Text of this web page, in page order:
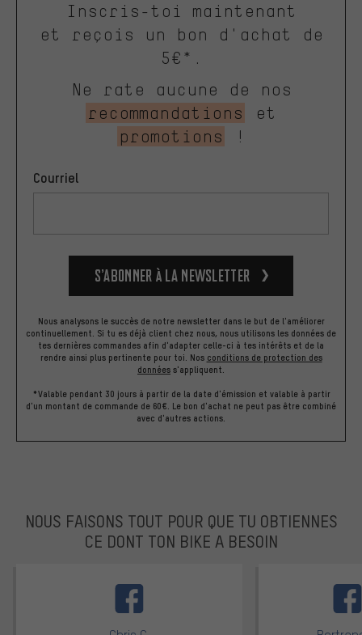
Inscris-toi maintenant
et reçois un bon d'achat de
5€*.
Ne rate aucune de nos
recommandations
et
promotions
!
Courriel
S’abonner à la newsletter
Nous analysons le succès de notre newsletter dans le but de l'améliorer
continuellement. Si tu es déjà client chez nous, nous utilisons les données de
tes dernières commandes afin d'adapter celle-ci à tes intérêts et de la
rendre ainsi plus pertinente pour toi. Nos conditions de protection des
données s'appliquent.
*Valable pendant 30 jours à partir de la date d'émission et valable à partir
d'un montant de commande de 60€. Le bon d'achat ne peut pas être combiné
avec d'autres actions.
NOUS FAISONS TOUT POUR QUE TU OBTIENNES
CE DONT TON BIKE A BESOIN